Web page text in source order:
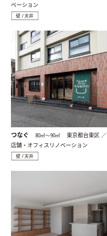
ベーション
壁 / 天井
つなぐ 80㎡〜90㎡
東京都台東区 ／
店舗・オフィスリノベーション
壁 / 天井